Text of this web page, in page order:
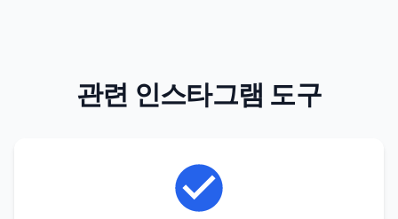
관련 인스타그램 도구